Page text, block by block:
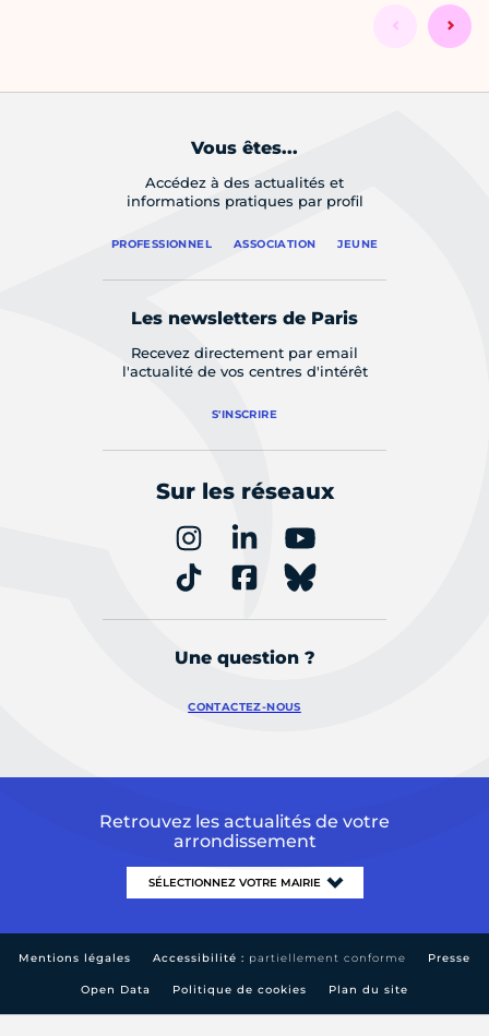
Vous êtes...
Accédez à des actualités et
informations pratiques par profil
PROFESSIONNEL ASSOCIATION JEUNE
Les newsletters de Paris
Recevez directement par email
l'actualité de vos centres d'intérêt
S'INSCRIRE
Sur les réseaux
Une question ?
CONTACTEZ-NOUS
Retrouvez les actualités de votre
arrondissement
Mentions légales Accessibilité : partiellement conforme Presse
Open Data Politique de cookies Plan du site